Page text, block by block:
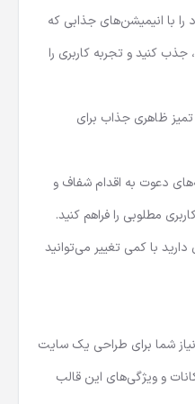
با انیمیشن‌های جذابی که
جذب کنید و تجربه کاربری را
ظاهری جذاب برای
دعوت به اقدام شفاف و
مطلوبی را فراهم کنید.
با کمی تغییر می‌توانید
شما برای طراحی یک سایت
و ویژگی‌های این قالب